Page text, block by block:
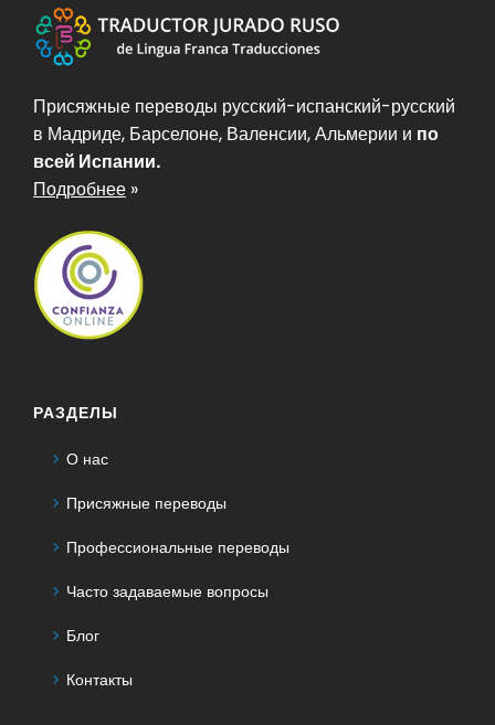
Присяжные переводы русский-испанский-русский
в Мадриде, Барселоне, Валенсии, Альмерии и по
всей Испании.
Подробнее »
РАЗДЕЛЫ
О нас
Присяжные переводы
Профессиональные переводы
Часто задаваемые вопросы
Блог
Контакты